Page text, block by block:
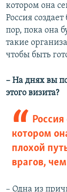
котором она
Россия
пор, пока она
такие
чтобы быть
– На днях вы
этого визита?
котором
плохой
врагов,
– Одна из